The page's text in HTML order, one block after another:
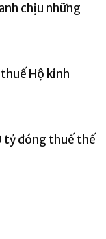
chịu những
Hộ kinh
tỷ đóng thuế thế